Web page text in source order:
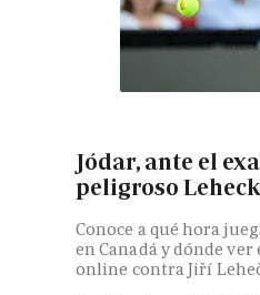
Jódar, ante el
peligroso
Conoce a qué hora
en Canadá y dónde
online contra Jiří